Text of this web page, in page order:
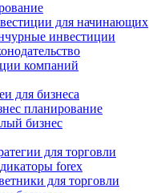
для начинающих
инвестиции
компаний
для бизнеса
планирование
бизнес
для торговли
forex
для торговли